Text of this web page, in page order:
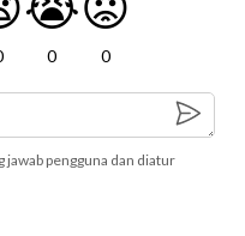
0 0
pengguna dan diatur